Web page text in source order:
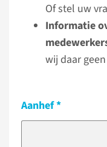
Of stel uw
Informatie
wij daar
Aanhef